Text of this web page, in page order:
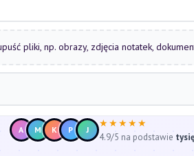
pliki, np. obrazy, zdjęcia notatek,
A M K P J
★★★★★
4.9/5 na podstawie